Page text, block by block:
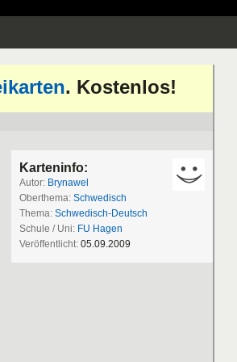
. Kostenlos!
Karteninfo:
Autor: Brynawel
Oberthema: Schwedisch
Thema: Schwedisch-Deutsch
Schule / Uni: FU Hagen
Veröffentlicht: 05.09.2009